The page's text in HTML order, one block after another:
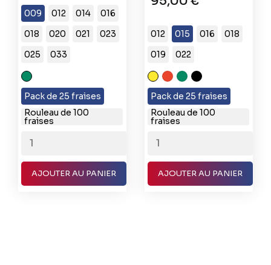
009 012 014
016
018
020 021
023
025
033
C
(Gros
Grain)
Pack de 25 fraises
Rouleau de 100
fraises
AJOUTER AU PANIER
012 015 016
018
019
022
XF
Grain
Extra
Fin
F
Grain
Fin
C
(Gros
Grain)
XC
Très
Gros
Pack de 25 fraises
Rouleau de 100
fraises
AJOUTER AU PANIER